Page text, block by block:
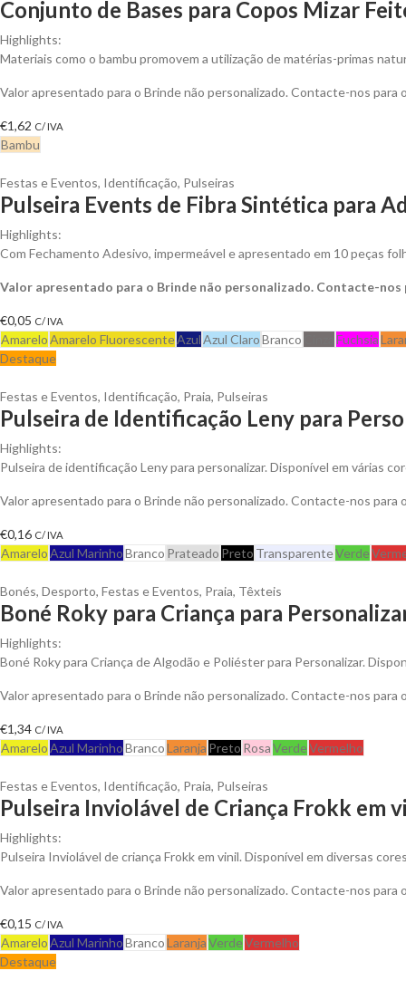
Conjunto de Bases para Copos Mizar
Highlights:
Materiais como o bambu promovem a utilização de matérias-primas
Valor apresentado para o Brinde não personalizado. Contacte-nos
€1,62 C/ IVA
Bambu
Festas e Eventos, Identificação, Pulseiras
Pulseira Events de Fibra Sintética para
Highlights:
Com Fechamento Adesivo, impermeável e apresentado em 10 peças
Valor apresentado para o Brinde não personalizado. Contacte-
€0,05 C/ IVA
AmareloAmarelo FluorescenteAzulAzul ClaroBranco Fuchsia
Destaque
Festas e Eventos, Identificação, Praia, Pulseiras
Pulseira de Identificação Leny para
Highlights:
Pulseira de identificação Leny para personalizar. Disponível em várias
Valor apresentado para o Brinde não personalizado. Contacte-nos
€0,16 C/ IVA
AmareloAzul MarinhoBranco Prateado Preto TransparenteVerde
Bonés, Desporto, Festas e Eventos, Praia, Têxteis
Boné Roky para Criança para
Highlights:
Boné Roky para Criança de Algodão e Poliéster para Personalizar.
Valor apresentado para o Brinde não personalizado. Contacte-nos
€1,34 C/ IVA
AmareloAzul MarinhoBrancoLaranja Preto RosaVerdeVermelho
Festas e Eventos, Identificação, Praia, Pulseiras
Pulseira Inviolável de Criança Frokk em
Highlights:
Pulseira Inviolável de criança Frokk em vinil. Disponível em diversas
Valor apresentado para o Brinde não personalizado. Contacte-nos
€0,15 C/ IVA
AmareloAzul MarinhoBrancoLaranjaVerdeVermelho
Destaque